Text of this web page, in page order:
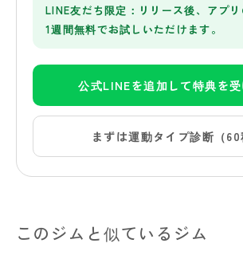
LINE友だち限定：リリース後、アプ
1週間無料でお試しいただけます。
公式LINEを追加して特典を受
まずは運動タイプ診断（60
このジムと似ているジム